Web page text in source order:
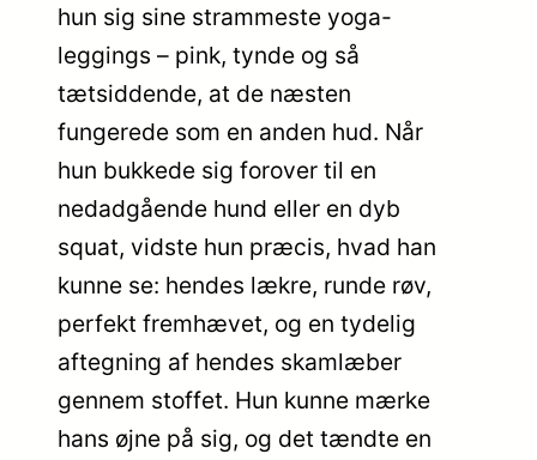
hun sig sine strammeste yoga-
leggings – pink, tynde og så
tætsiddende, at de næsten
fungerede som en anden hud. Når
hun bukkede sig forover til en
nedadgående hund eller en dyb
squat, vidste hun præcis, hvad han
kunne se: hendes lækre, runde røv,
perfekt fremhævet, og en tydelig
aftegning af hendes skamlæber
gennem stoffet. Hun kunne mærke
hans øjne på sig, og det tændte en